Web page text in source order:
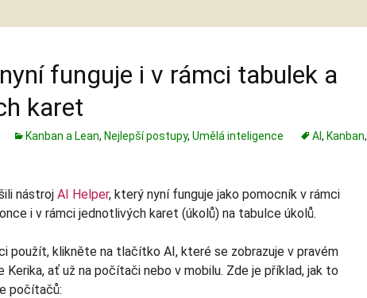
funguje i v rámci tabulek a
karet
Kanban a Lean, Nejlepší postupy, Umělá inteligence AI, Kanban,
nástroj AI Helper, který nyní funguje jako pomocník v rámci
i v rámci jednotlivých karet (úkolů) na tabulce úkolů.
použít, klikněte na tlačítko AI, které se zobrazuje v pravém
Kerika, ať už na počítači nebo v mobilu. Zde je příklad, jak to
počítačů: